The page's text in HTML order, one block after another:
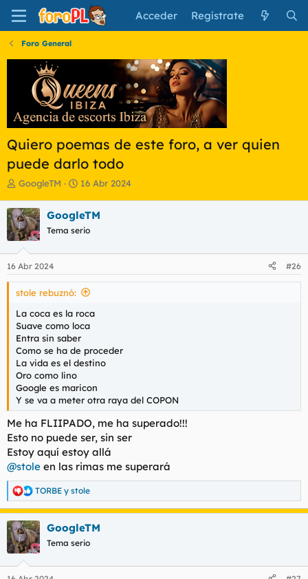
Acceder Regístrate
Foro General
Quiero poemas de este foro, a ver quien
puede darlo todo
I
i
c
i
a
d
o
r
d
l
t
e
m
a
GoogleTM
F
h
a
e
n
i
i
o
16 Abr 2024
GoogleTM
Tema serio
16 Abr 2024 #26
stole rebuznó:
La coca es la roca
Suave como loca
Entra sin saber
Como se ha de proceder
La vida es el destino
Oro como lino
Google es maricon
Y se va a meter otra raya del COPON
Me ha FLIIPADO, me ha superado!!!
Esto no puede ser, sin ser
Estoy aquí estoy allá
@stole en las rimas me superará
R
e
a
c
c
i
TORBE y stole
GoogleTM
Tema serio